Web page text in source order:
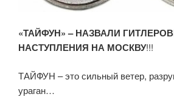
«ТАЙФУН» – НАЗВАЛИ
НАСТУПЛЕНИЯ НА МОСКВУ!!!
ТАЙФУН – это сильный ветер,
ураган…